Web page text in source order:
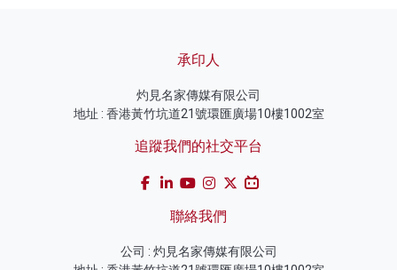
承印人
灼見名家傳媒有限公司
地址 : 香港黃竹坑道21號環匯廣場10樓1002室
追蹤我們的社交平台
聯絡我們
公司 : 灼見名家傳媒有限公司